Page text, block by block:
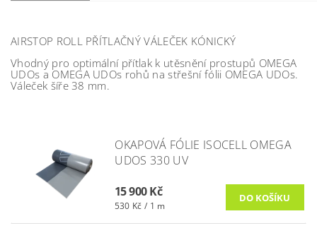
AIRSTOP ROLL PŘÍTLAČNÝ VÁLEČEK KÓNICKÝ
Vhodný pro optimální přítlak k utěsnění prostupů OMEGA
UDOs a OMEGA UDOs rohů na střešní fólii OMEGA UDOs.
Váleček šíře 38 mm.
OKAPOVÁ FÓLIE ISOCELL OMEGA
UDOS 330 UV
15 900 Kč
530 Kč / 1 m